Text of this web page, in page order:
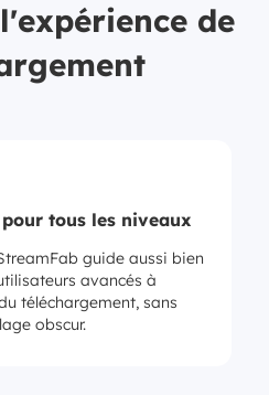
de
tous les niveaux
guide aussi bien
avancés à
téléchargement, sans
obscur.